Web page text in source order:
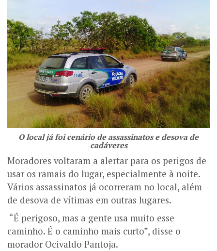
O local já foi cenário de assassinatos e desova de
cadáveres
Moradores voltaram a alertar para os perigos de
usar os ramais do lugar, especialmente à noite.
Vários assassinatos já ocorreram no local, além
de desova de vítimas em outras lugares.
“É perigoso, mas a gente usa muito esse
caminho. É o caminho mais curto”, disse o
morador Ocivaldo Pantoja.